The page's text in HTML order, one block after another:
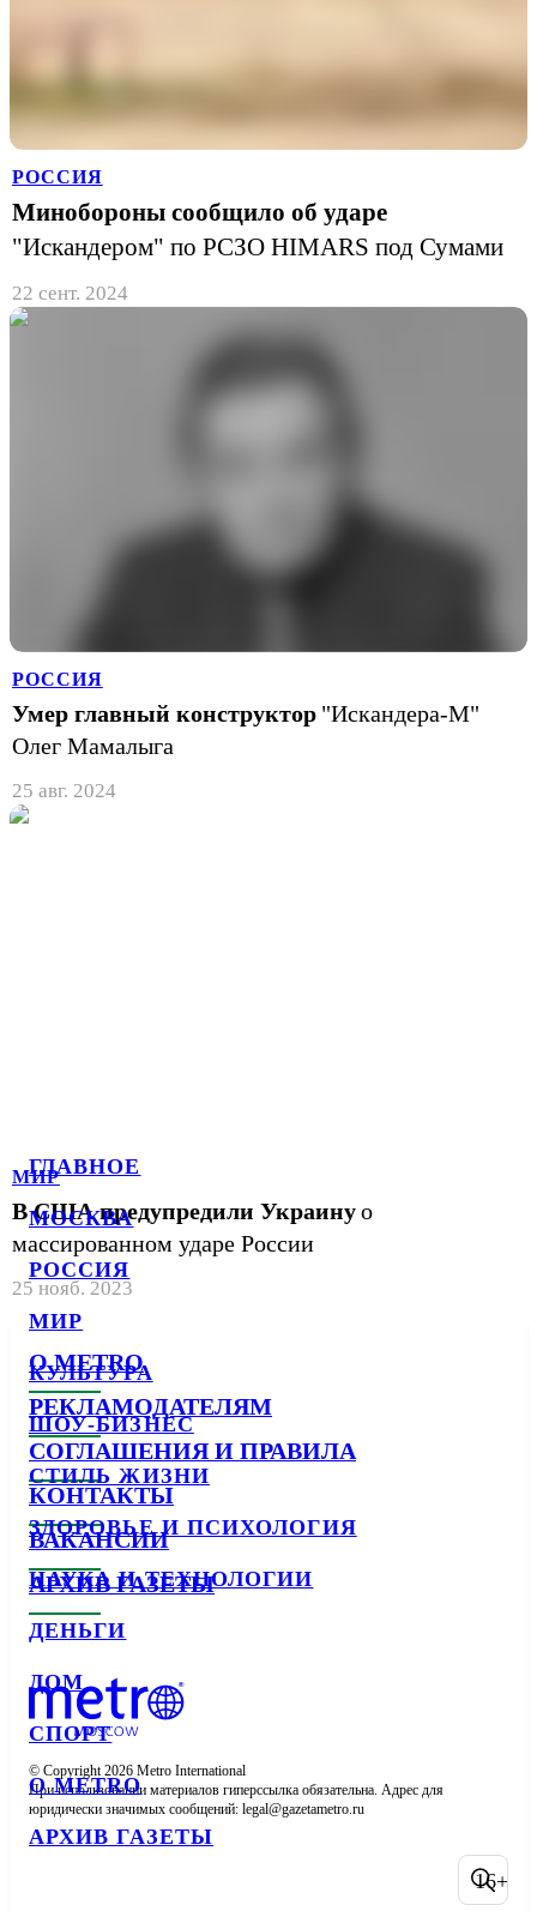
ГЛАВНОЕ
МОСКВА
РОССИЯ
МИР
КУЛЬТУРА
ШОУ-БИЗНЕС
СТИЛЬ ЖИЗНИ
ЗДОРОВЬЕ И ПСИХОЛОГИЯ
НАУКА И ТЕХНОЛОГИИ
ДЕНЬГИ
ДОМ
СПОРТ
О METRO
АРХИВ ГАЗЕТЫ
РОССИЯ
Минобороны сообщило об ударе
"Искандером" по РСЗО HIMARS под Сумами
22 сент. 2024
РОССИЯ
Умер главный конструктор "Искандера-М"
Олег Мамалыга
25 авг. 2024
МИР
В США предупредили Украинуо
массированном ударе России
25 нояб. 2023
О METRO
РЕКЛАМОДАТЕЛЯМ
СОГЛАШЕНИЯ И ПРАВИЛА
КОНТАКТЫ
ВАКАНСИИ
АРХИВ ГАЗЕТЫ
© Copyright 2026 Metro International
При использовании материалов гиперссылка обязательна. Адрес для
юридически значимых сообщений:
16+